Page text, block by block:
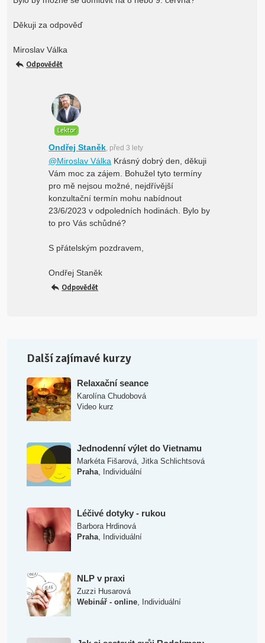
Děkuji za odpověď
Miroslav Válka
Odpovědět
Lektor
Ondřej Staněk, před 3 lety
@Miroslav Válka Krásný dobrý den, děkuji
Vám moc za zájem. Bohužel tyto termíny
pro mě nejsou možné, nejdřívější
konzultační termín mohu nabídnout
23/6/2023 v odpoledních hodinách. Bylo by
to pro Vás schůdné?
S přátelským pozdravem,
Ondřej Staněk
Odpovědět
Další zajímavé kurzy
Relaxační seance
Karolína Chudobová
Video kurz
Jednodenní výlet do Vietnamu
Markéta Fišarová, Jitka Schlichtsová
Praha, Individuální
Léčivé dotyky - rukou
Barbora Hrdinová
Praha, Individuální
NLP v praxi
Zuzzi Husarová
Webinář - online, Individuální